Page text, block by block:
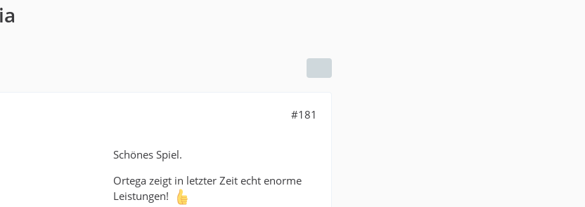
#181
Schönes Spiel.
Ortega zeigt in letzter Zeit echt enorme
Leistungen!